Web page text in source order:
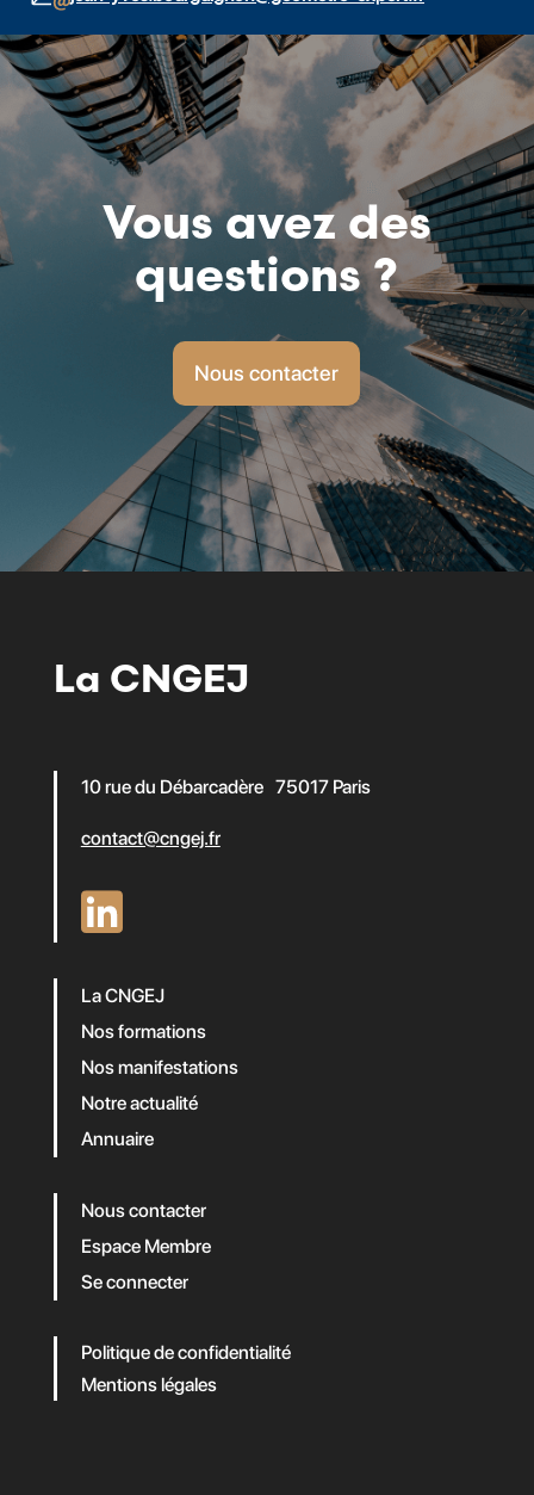
Vous avez des
questions ?
Nous contacter
La CNGEJ
10 rue du Débarcadère 75017 Paris
contact@cngej.fr
La CNGEJ
Nos formations
Nos manifestations
Notre actualité
Annuaire
Nous contacter
Espace Membre
Se connecter
Politique de confidentialité
Mentions légales